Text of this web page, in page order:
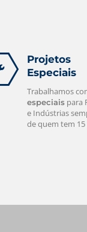
Projetos
Especiais
Trabalhamos
especiais para
e Indústrias
de quem tem